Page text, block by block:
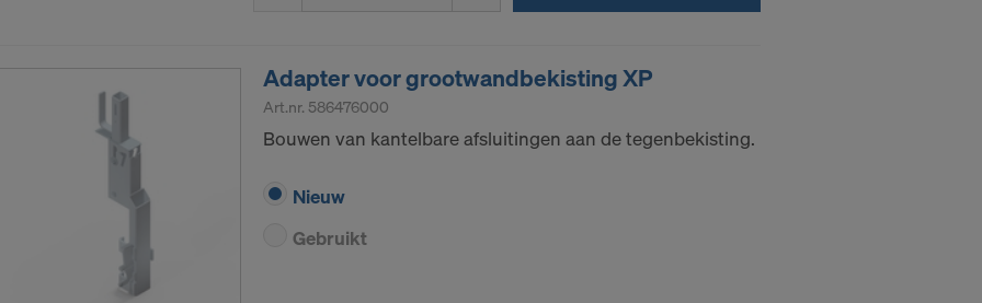
Adapter voor grootwandbekisting XP
Art.nr. 586476000
Bouwen van kantelbare afsluitingen aan de tegenbekisting.
Nieuw
Gebruikt
autoriteiten toegankelijk zijn en dat u vrijwel geen effectieve
rechten tegenover deze actie van de Amerikaanse autoriteiten hebt.
die wij naar de VS doorsturen, zijn met name IP-adressen